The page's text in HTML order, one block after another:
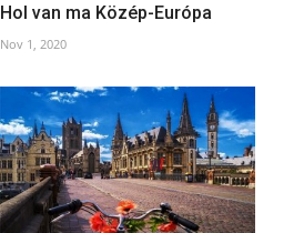
Hol van ma Közép-Európa
Nov 1, 2020